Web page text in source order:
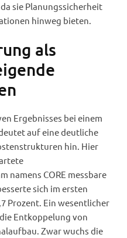
sie Planungssicherheit
hinweg bieten.
als
Ergebnisses bei einem
auf eine deutliche
hin. Hier
namens CORE messbare
sich im ersten
Prozent. Ein wesentlicher
Entkoppelung von
Zwar wuchs die